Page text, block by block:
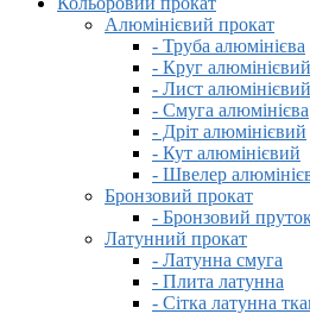
Алюмінієвий прокат
- Труба алюмінієва
- Круг алюмінієвий
- Лист алюмінієвий
- Смуга алюмінієва
- Дріт алюмінієвий
- Кут алюмінієвий
- Швелер
Бронзовий прокат
- Бронзовий
Латунний прокат
- Латунна смуга
- Плита латунна
- Сітка латунна